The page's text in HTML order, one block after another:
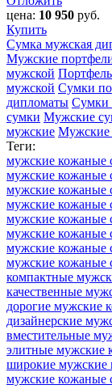
цена: 10 950 руб.
Купить
Сумка мужская
Мужские
мужской
мужской Сумки
дипломаты Сумки
сумки Мужские
мужские Мужские
Теги:
мужские кожаные
мужские кожаные
мужские кожаные
мужские кожаные
мужские кожаные
мужские кожаные
мужские кожаные
мужские кожаные
компактные
качественные
дорогие мужские
дизайнерские
вместительные
элитные мужские
широкие мужские
мужские кожаные